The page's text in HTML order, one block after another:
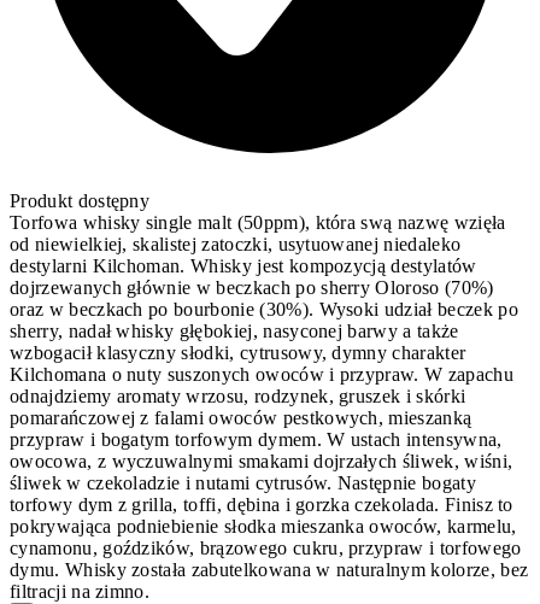
Produkt dostępny
Torfowa whisky single malt (50ppm), która swą nazwę wzięła
od niewielkiej, skalistej zatoczki, usytuowanej niedaleko
destylarni Kilchoman. Whisky jest kompozycją destylatów
dojrzewanych głównie w beczkach po sherry Oloroso (70%)
oraz w beczkach po bourbonie (30%). Wysoki udział beczek po
sherry, nadał whisky głębokiej, nasyconej barwy a także
wzbogacił klasyczny słodki, cytrusowy, dymny charakter
Kilchomana o nuty suszonych owoców i przypraw. W zapachu
odnajdziemy aromaty wrzosu, rodzynek, gruszek i skórki
pomarańczowej z falami owoców pestkowych, mieszanką
przypraw i bogatym torfowym dymem. W ustach intensywna,
owocowa, z wyczuwalnymi smakami dojrzałych śliwek, wiśni,
śliwek w czekoladzie i nutami cytrusów. Następnie bogaty
torfowy dym z grilla, toffi, dębina i gorzka czekolada. Finisz to
pokrywająca podniebienie słodka mieszanka owoców, karmelu,
cynamonu, goździków, brązowego cukru, przypraw i torfowego
dymu. Whisky została zabutelkowana w naturalnym kolorze, bez
filtracji na zimno.